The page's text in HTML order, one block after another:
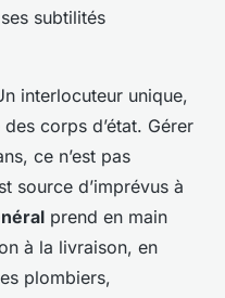
subtilités
interlocuteur unique,
corps d’état. Gérer
ce n’est pas
source d’imprévus à
prend en main
à la livraison, en
plombiers,